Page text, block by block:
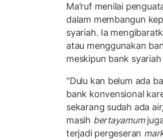
Ma’ruf menilai
dalam membangun
syariah. Ia
atau menggunakan
meskipun bank
“Dulu kan belum ada
bank konvensional
sekarang sudah ada
masih bertayamum
terjadi pergeseran